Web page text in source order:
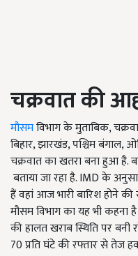
चक्रवात की
मौसमविभाग के मुताबिक,
बिहार, झारखंड, पश्चिम
चक्रवात का खतरा बना हुआ है.
बताया जा रहा है. IMD के
हैं वहां आज भारी बारिश होने
मौसम विभाग का यह भी कहना
की हालत खराब स्थिति पर बनी
70 प्रति घंटे की रफ्तार से तेज